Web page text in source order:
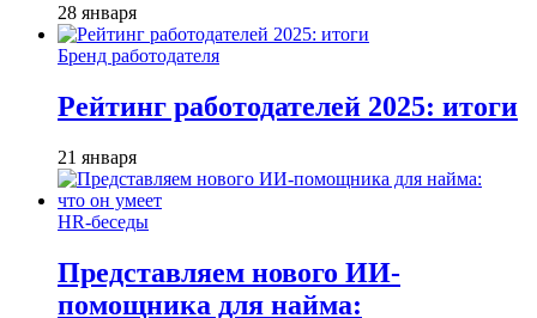
28 января
Бренд работодателя
Рейтинг работодателей 2025: итоги
21 января
HR-беседы
Представляем нового ИИ-
помощника для найма: